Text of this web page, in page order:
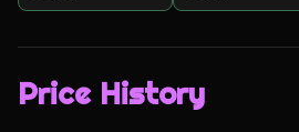
Price History